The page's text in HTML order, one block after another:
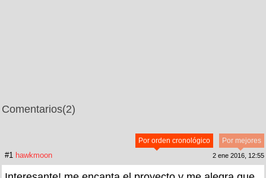
Comentarios(2)
Por mejores
Por orden cronológico
#1 hawkmoon 2 ene 2016, 12:55